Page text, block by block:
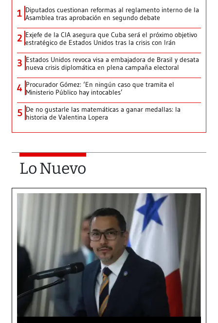
1 Diputados cuestionan reformas al reglamento interno de la
Asamblea tras aprobación en segundo debate
2 Exjefe de la CIA asegura que Cuba será el próximo objetivo
estratégico de Estados Unidos tras la crisis con Irán
3 Estados Unidos revoca visa a embajadora de Brasil y desata
nueva crisis diplomática en plena campaña electoral
4 Procurador Gómez: ‘En ningún caso que tramita el
Ministerio Público hay intocables’
5 De no gustarle las matemáticas a ganar medallas: la
historia de Valentina Lopera
Lo Nuevo